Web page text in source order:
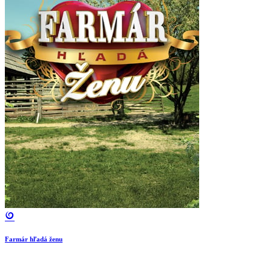
Farmár hľadá ženu